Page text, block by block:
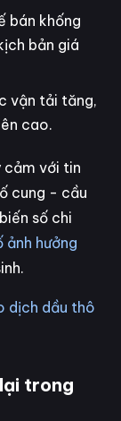
bán khống
bản giá
vận tải tăng,
cao.
cảm với tin
cung - cầu
số chi
ảnh hưởng
dịch dầu thô
trong